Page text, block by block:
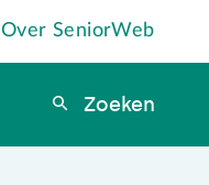
Over SeniorWeb
Zoeken
Zoeken